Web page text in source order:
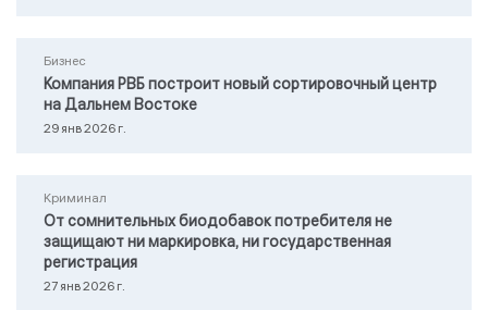
Бизнес
Компания РВБ построит новый сортировочный центр
на Дальнем Востоке
29 янв 2026 г.
Криминал
От сомнительных биодобавок потребителя не
защищают ни маркировка, ни государственная
регистрация
27 янв 2026 г.